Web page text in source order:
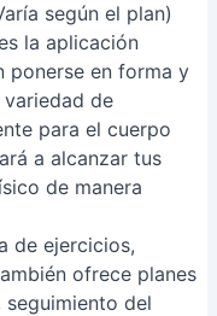
según el plan)
la aplicación
ponerse en forma y
variedad de
para el cuerpo
a alcanzar tus
de manera
de ejercicios,
ofrece planes
del